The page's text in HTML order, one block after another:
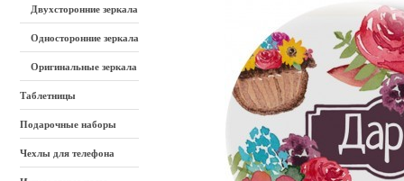
Двухсторонние зеркала
Односторонние зеркала
Оригинальные зеркала
Таблетницы
Подарочные наборы
Чехлы для телефона